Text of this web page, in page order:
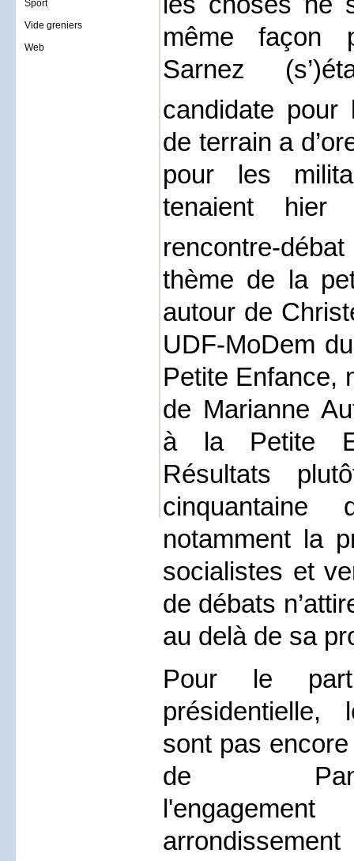
Sport
Vide greniers
Web
même façon
Sarnez
candidate pour
de terrain a
pour les
tenaient hier
rencontre-
thème de la
autour de
UDF-MoDem
Petite Enfance,
de Marianne
à la Petite
Résultats
cinquantaine
notamment la
socialistes et
de débats
au delà de sa
Pour le
présidentielle,
sont pas
de